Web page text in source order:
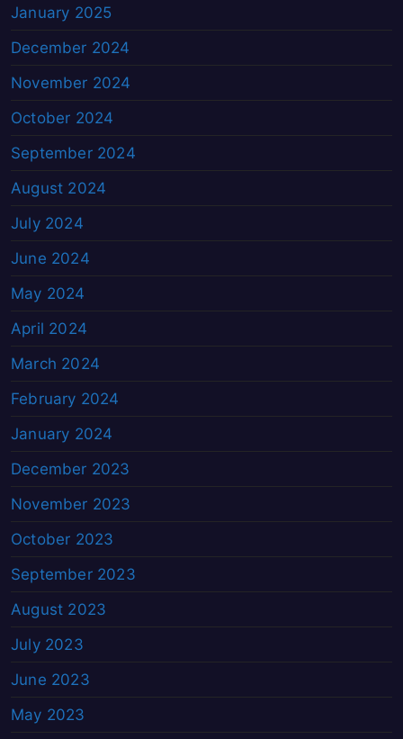
January 2025
December 2024
November 2024
October 2024
September 2024
August 2024
July 2024
June 2024
May 2024
April 2024
March 2024
February 2024
January 2024
December 2023
November 2023
October 2023
September 2023
August 2023
July 2023
June 2023
May 2023